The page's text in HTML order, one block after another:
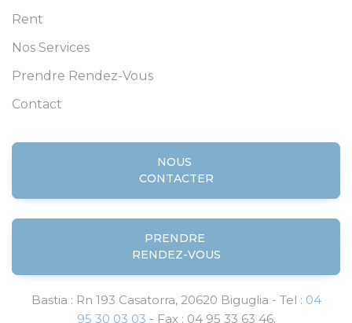
Rent
Nos Services
Prendre Rendez-Vous
Contact
NOUS
CONTACTER
PRENDRE
RENDEZ-VOUS
Bastia : Rn 193 Casatorra, 20620 Biguglia - Tel : 04
95 30 03 03 - Fax : 04 95 33 63 46.